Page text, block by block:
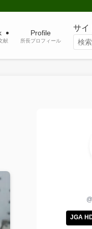
献
Profile
所長プロフィール
サイ
JGA